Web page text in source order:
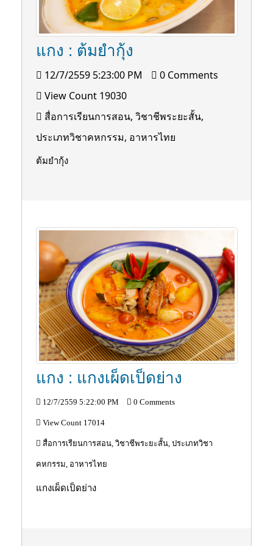
แกง : ต้มยำกุ้ง
12/7/2559 5:23:00 PM
0 Comments
View Count 19030
สื่อการเรียนการสอน, วิชาชีพระยะสั้น,
ประเภทวิชาคหกรรม, อาหารไทย
ต้มยำกุ้ง
แกง : แกงเผ็ดเป็ดย่าง
12/7/2559 5:22:00 PM 0 Comments
View Count 17014
สื่อการเรียนการสอน, วิชาชีพระยะสั้น, ประเภทวิชา
คหกรรม, อาหารไทย
แกงเผ็ดเป็ดย่าง